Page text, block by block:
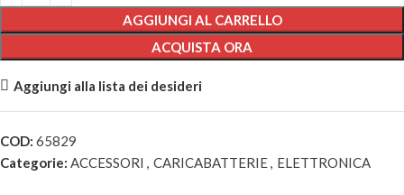
AGGIUNGI AL CARRELLO
ACQUISTA ORA
Aggiungi alla lista dei desideri
COD: 65829
Categorie: ACCESSORI , CARICABATTERIE, ELETTRONICA